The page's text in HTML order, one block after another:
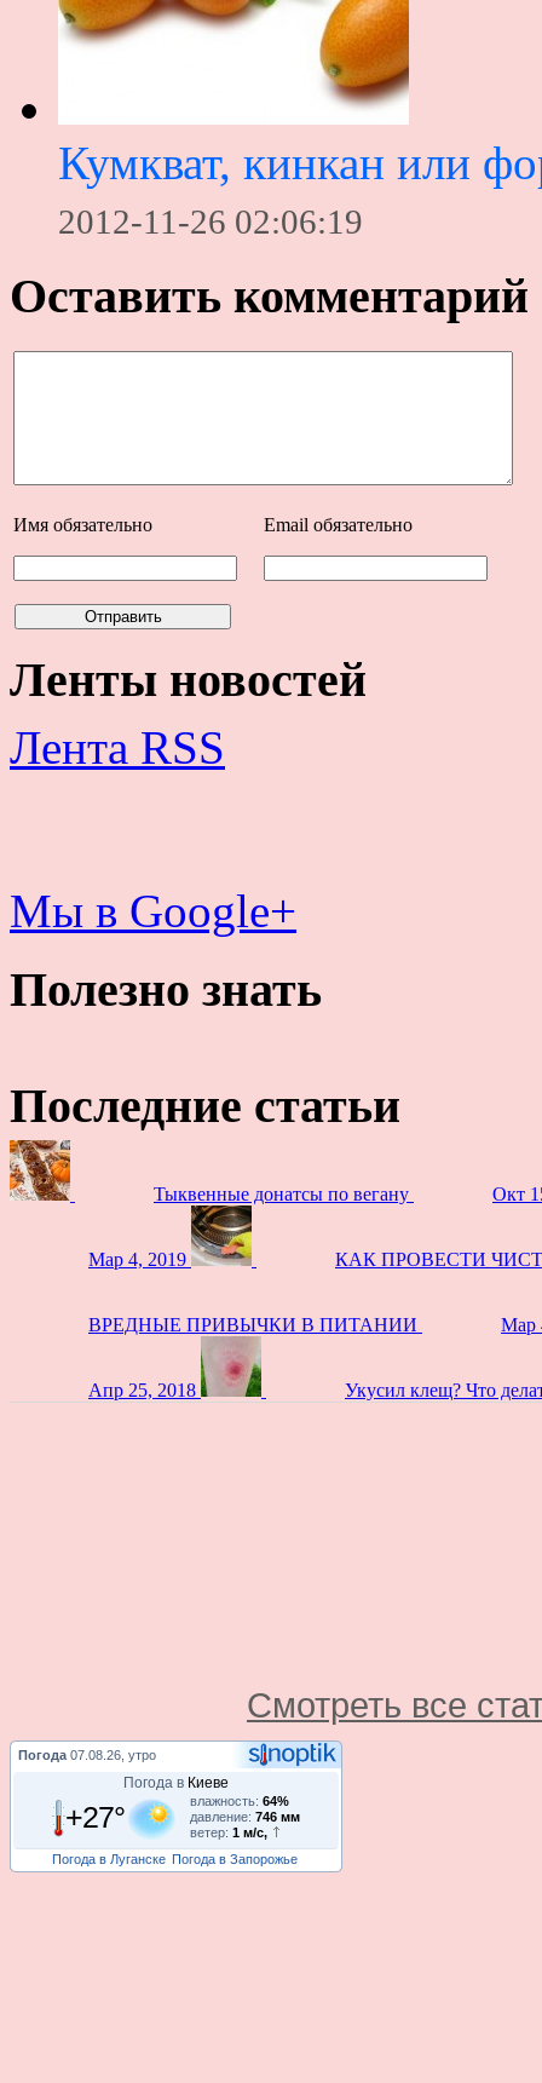
Кумкват, кинкан или
2012-11-26 02:06:19
Оставить комментарий
Имя обязательно Email обязательно
Ленты новостей
Лента RSS
Мы в Google+
Полезно знать
Последние статьи
Тыквенные донатсы по вегану Окт
Мар 4, 2019 КАК ПРОВЕСТИ
ВРЕДНЫЕ ПРИВЫЧКИ В ПИТАНИИ Мар
Апр 25, 2018 Укусил клещ? Что
Смотреть все
Погода 07.08.26, утро
Погода в Киеве
+27° влажность: 64%
давление: 746 мм
ветер: 1 м/с,
Погода в Луганске Погода в Запорожье